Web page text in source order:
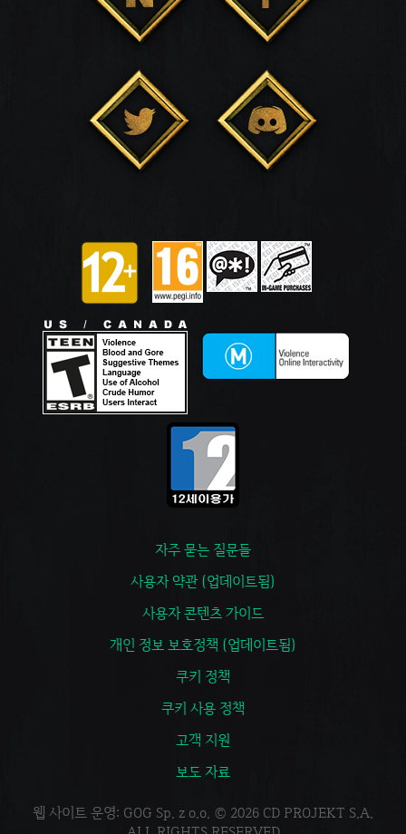
자주 묻는 질문들
사용자 약관 (업데이트됨)
사용자 콘텐츠 가이드
개인 정보 보호정책 (업데이트됨)
쿠키 정책
쿠키 사용 정책
고객 지원
보도 자료
웹 사이트 운영: GOG Sp. z o.o. © 2026 CD PROJEKT S.A.